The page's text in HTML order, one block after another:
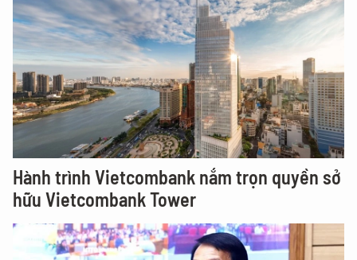
Hành trình Vietcombank nắm trọn quyền sở
hữu Vietcombank Tower